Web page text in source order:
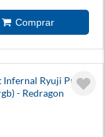
Infernal Ryuji Preto
- Redragon